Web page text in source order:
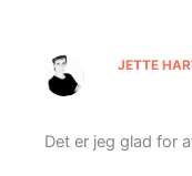
JETTE
Det er jeg glad for